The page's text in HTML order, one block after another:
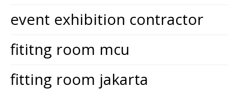
event exhibition contractor
fititng room mcu
fitting room jakarta